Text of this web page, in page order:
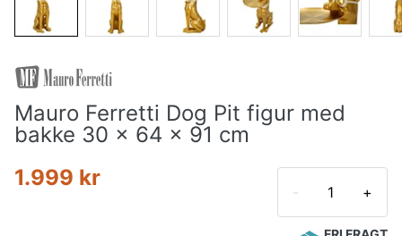
Mauro Ferretti Dog Pit figur med
bakke 30 x 64 x 91 cm
1.999 kr
+